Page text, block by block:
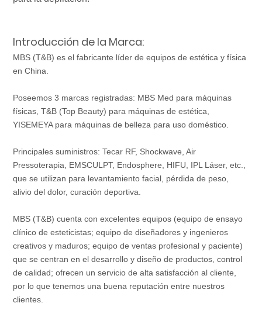
Introducción de la Marca:
MBS (T&B) es el fabricante líder de equipos de estética y física
en China.
Poseemos 3 marcas registradas: MBS Med para máquinas
físicas, T&B (Top Beauty) para máquinas de estética,
YISEMEYA para máquinas de belleza para uso doméstico.
Principales suministros: Tecar RF, Shockwave, Air
Pressoterapia, EMSCULPT, Endosphere, HIFU, IPL Láser, etc.,
que se utilizan para levantamiento facial, pérdida de peso,
alivio del dolor, curación deportiva.
MBS (T&B) cuenta con excelentes equipos (equipo de ensayo
clínico de esteticistas; equipo de diseñadores y ingenieros
creativos y maduros; equipo de ventas profesional y paciente)
que se centran en el desarrollo y diseño de productos, control
de calidad; ofrecen un servicio de alta satisfacción al cliente,
por lo que tenemos una buena reputación entre nuestros
clientes.